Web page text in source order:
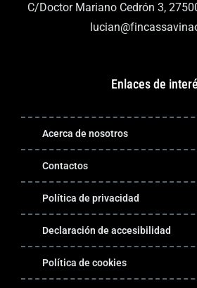
C/Doctor Mariano Cedrón 3,
Enlaces de
Acerca de nosotros
Contactos
Política de privacidad
Declaración de accesibilidad
Política de cookies